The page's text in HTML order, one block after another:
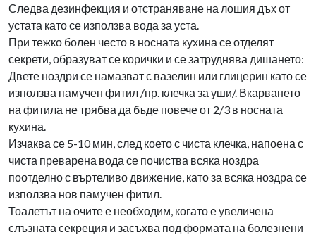
Следва дезинфекция и отстраняване на лошия дъх от
устата като се използва вода за уста.
При тежко болен често в носната кухина се отделят
секрети, образуват се корички и се затруднява дишането:
Двете ноздри се намазват с вазелин или глицерин като се
използва памучен фитил /пр. клечка за уши/. Вкарването
на фитила не трябва да бъде повече от 2/3 в носната
кухина.
Изчаква се 5-10 мин, след което с чиста клечка, напоена с
чиста преварена вода се почиства всяка ноздра
поотделно с въртеливо движение, като за всяка ноздра се
използва нов памучен фитил.
Тоалетът на очите е необходим, когато е увеличена
слъзната секреция и засъхва под формата на болезнени